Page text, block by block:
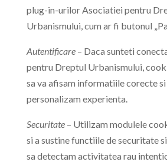
plug-in-urilor Asociatiei pentru
Urbanismului, cum ar fi butonul
Autentificare– Daca sunteti
pentru Dreptul Urbanismului,
sa va afisam informatiile corecte si
personalizam experienta.
Securitate– Utilizam modulele
si a sustine functiile de securitate
sa detectam activitatea rau